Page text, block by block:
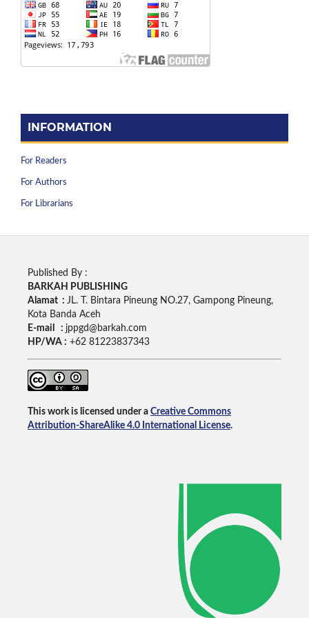
INFORMATION
For Readers
For Authors
For Librarians
Published By :
BARKAH PUBLISHING
Alamat : JL. T. Bintara Pineung NO.27, Gampong Pineung,
Kota Banda Aceh
E-mail : jppgd@barkah.com
HP/WA : +62 81223837343
This work is licensed under a Creative Commons
Attribution-ShareAlike 4.0 International License.